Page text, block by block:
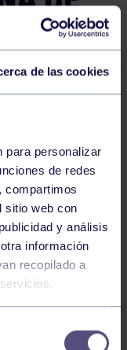
de las cookies
para personalizar
de redes
compartimos
sitio web con
y análisis
información
recopilado a
DEL
bolos en la calle
de una de sus
Blanco y Juan
para esta
a las 17:30
frente al
está acogiendo
en la calle.